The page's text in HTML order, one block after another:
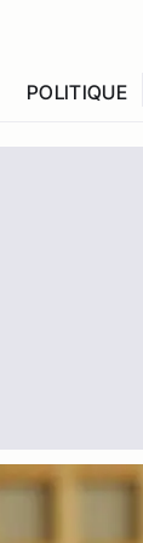
POLITIQUE